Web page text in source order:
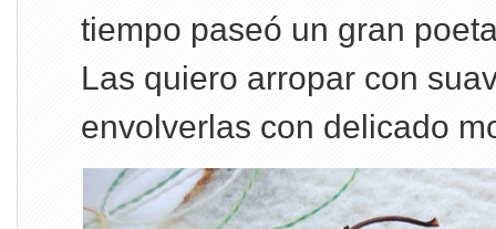
tiempo paseó un gran
Las quiero arropar con
envolverlas con delicado